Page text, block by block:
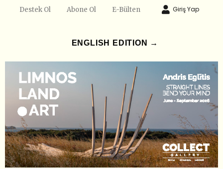
Destek Ol Abone Ol E-Bülten Giriş Yap
ENGLISH EDITION →